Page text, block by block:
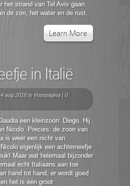
het strand van Tel Aviv gaan.
de zon, het water en de rust.
Learn More
in Italië
aug 2016 in Voorpagina| 0
een kleinzoon: Diego. Hij
Nicolo. Precies: de zoon van
is weer een nicht van
eigenlijk een achterneefje
Maar wat helemaal bijzonder
echt Italiaans aan toe
hand tot hand, er wordt goed
het is één groot